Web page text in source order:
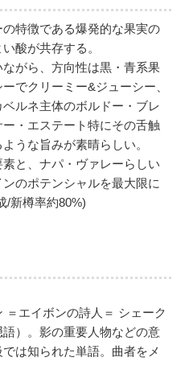
特徴である爆発的な果実の
酸が共存する。
がら、方向性は黒・青系果
でクリーミー&ジューシー、
ルネ主体のボルドー・ブレ
・エステート特にその舌触
うな旨みが素晴らしい。
と、ナパ・ヴァレーらしい
のポテンシャルを最大限に
/新樽率約80%)
エイボンの詩人＝ シェーク
）。影の重要人物などの意
は知られた単語。曲者をメ